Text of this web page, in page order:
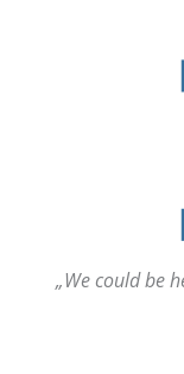
„We could be